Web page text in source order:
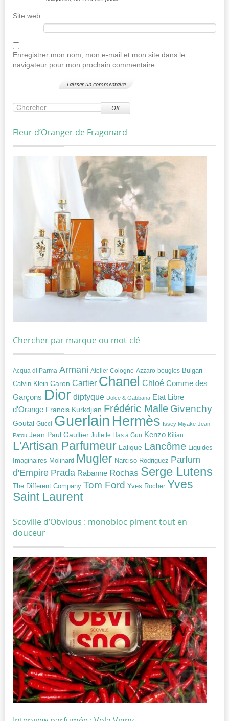
Site web
Enregistrer mon nom, mon e-mail et mon site dans le
navigateur pour mon prochain commentaire.
OK
Fleur d’Oranger de Fragonard
Chercher par marque ou mot-clé
Acqua di Parma Armani Atelier Cologne Azzaro bougies Bulgari
Calvin Klein Caron Cartier Chanel Chloé Comme des
Garçons Dior diptyque Dolce & Gabbana Etat Libre
d'Orange Francis Kurkdjian Frédéric Malle Givenchy
Goutal Gucci Guerlain Hermès Issey Miyake Jean
Patou Jean Paul Gaultier Juliette Has a Gun Kenzo Kilian
L'Artisan Parfumeur Lalique Lancôme Liquides
Imaginaires Molinard Mugler Narciso Rodriguez Parfum
d'Empire Prada Rabanne Rochas Serge Lutens
The Different Company Tom Ford Yves Rocher Yves
Saint Laurent
Scoville d’Obvious : monobloc piment tout en
douceur